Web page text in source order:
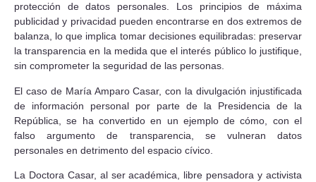
protección de datos personales. Los principios de máxima
publicidad y privacidad pueden encontrarse en dos extremos de
balanza, lo que implica tomar decisiones equilibradas: preservar
la transparencia en la medida que el interés público lo justifique,
sin comprometer la seguridad de las personas.
El caso de María Amparo Casar, con la divulgación injustificada
de información personal por parte de la Presidencia de la
República, se ha convertido en un ejemplo de cómo, con el
falso argumento de transparencia, se vulneran datos
personales en detrimento del espacio cívico.
La Doctora Casar, al ser académica, libre pensadora y activista